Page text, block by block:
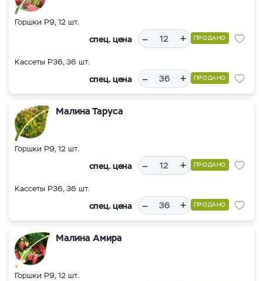
Горшки Р9, 12 шт.
спец. цена – + ПРОДАНО
Кассеты Р36, 36 шт.
спец. цена – + ПРОДАНО
Малина Таруса
Горшки Р9, 12 шт.
спец. цена – + ПРОДАНО
Кассеты Р36, 36 шт.
спец. цена – + ПРОДАНО
Малина Амира
Горшки Р9, 12 шт.